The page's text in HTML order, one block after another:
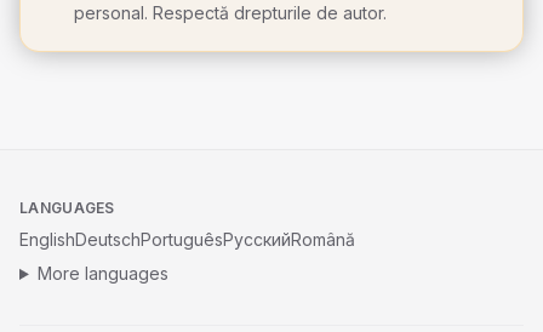
personal. Respectă drepturile de autor.
LANGUAGES
EnglishDeutschPortuguêsРусскийRomână
More languages